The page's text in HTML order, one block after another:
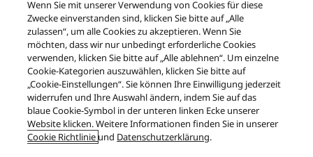
Nutzungsbedingungen
Datenschutzerklärung
Kontakt
Cookie-Richtlinie
Impressum
AGB des Technics Onlineshops
FAQ des Technics Onlineshops
Rücknahme von Geräten
Barrierefreiheit
Barrieren melden
Datenverordnung
GESETZLICHE GEWÄHRLEISTUNG
Area/Country
Copyright © 2026 Panasonic Marketing Europe GmbH
Wenn Sie mit unserer Verwendung von Cookies für diese
Zwecke einverstanden sind, klicken Sie bitte auf „Alle
zulassen“, um alle Cookies zu akzeptieren. Wenn Sie
möchten, dass wir nur unbedingt erforderliche Cookies
verwenden, klicken Sie bitte auf „Alle ablehnen“. Um einzelne
Cookie-Kategorien auszuwählen, klicken Sie bitte auf
„Cookie-Einstellungen“. Sie können Ihre Einwilligung jederzeit
widerrufen und Ihre Auswahl ändern, indem Sie auf das
blaue Cookie-Symbol in der unteren linken Ecke unserer
Website klicken. Weitere Informationen finden Sie in unserer
Cookie Richtlinie und Datenschutzerklärung.